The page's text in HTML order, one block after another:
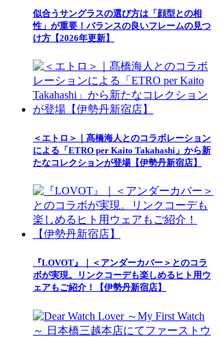
似合うサングラスの選び方は「顔型との相
性」が重要！バランスの良いフレームの見つ
け方【2026年更新】
＜エトロ＞｜髙橋海人とのコラボレーション
による「ETRO per Kaito Takahashi」から新
たなコレクションが登場【伊勢丹新宿店】
『LOVOT』｜＜アンダーカバー＞とのコラ
ボが実現。リンクコーデも楽しめるヒト用ウ
ェアもご紹介！【伊勢丹新宿店】